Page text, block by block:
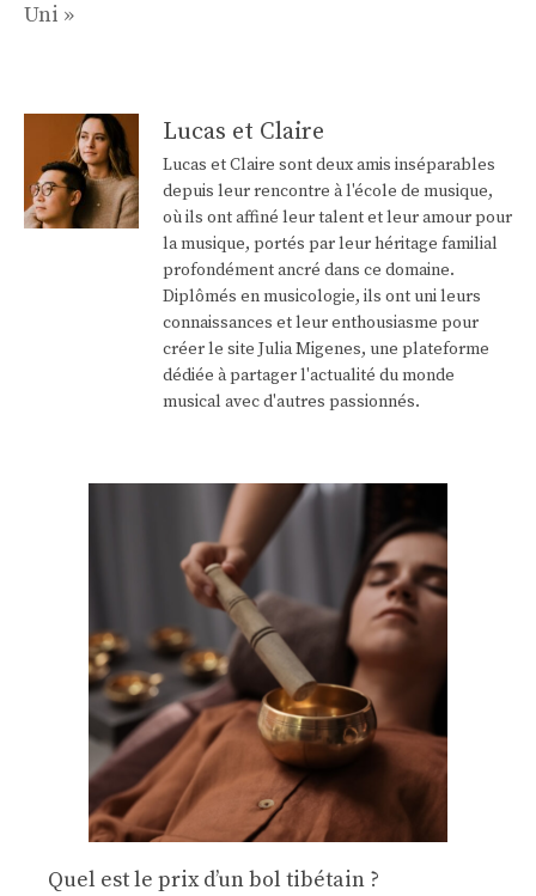
Uni »
Lucas et Claire
Lucas et Claire sont deux amis inséparables
depuis leur rencontre à l'école de musique,
où ils ont affiné leur talent et leur amour pour
la musique, portés par leur héritage familial
profondément ancré dans ce domaine.
Diplômés en musicologie, ils ont uni leurs
connaissances et leur enthousiasme pour
créer le site Julia Migenes, une plateforme
dédiée à partager l'actualité du monde
musical avec d'autres passionnés.
Quel est le prix d’un bol tibétain ?